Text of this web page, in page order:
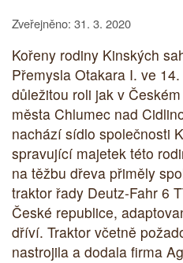
Zveřejněno: 31. 3. 2020
Kořeny rodiny Kinských
Přemysla Otakara I. ve
důležitou roli jak v
města Chlumec nad
nachází sídlo společnosti
spravující majetek této
na těžbu dřeva přiměly
traktor řady Deutz-Fahr 6
České republice,
dříví. Traktor včetně
nastrojila a dodala firma